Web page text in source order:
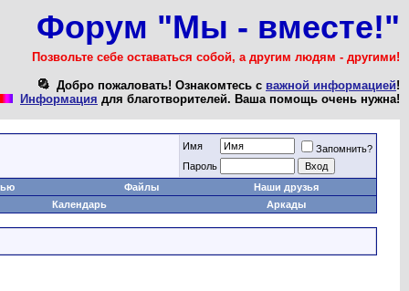
Форум "Мы - вместе!"
Позвольте себе оставаться собой, а другим людям - другими!
Добро пожаловать! Ознакомтесь с важной информацией!
Информация для благотворителей. Ваша помощь очень нужна!
Имя
Запомнить?
Пароль
Файлы
Наши друзья
Календарь
Аркады